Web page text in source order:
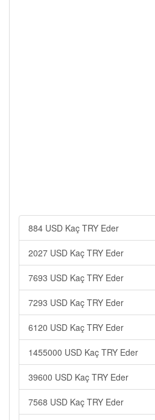
884 USD Kaç TRY Eder
2027 USD Kaç TRY Eder
7693 USD Kaç TRY Eder
7293 USD Kaç TRY Eder
6120 USD Kaç TRY Eder
1455000 USD Kaç TRY Eder
39600 USD Kaç TRY Eder
7568 USD Kaç TRY Eder